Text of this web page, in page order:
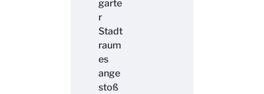
garte
r
Stadt
raum
es
ange
stoß